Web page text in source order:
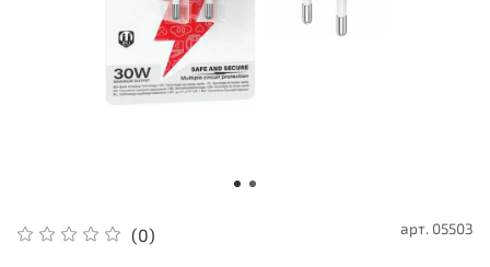
(0) арт. 05503